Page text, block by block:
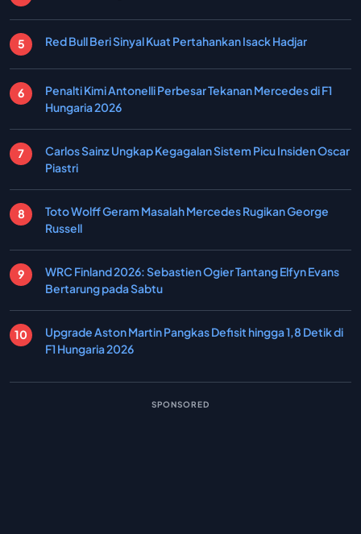
Red Bull Beri Sinyal Kuat Pertahankan Isack Hadjar
Penalti Kimi Antonelli Perbesar Tekanan Mercedes di F1
Hungaria 2026
Carlos Sainz Ungkap Kegagalan Sistem Picu Insiden Oscar
Piastri
Toto Wolff Geram Masalah Mercedes Rugikan George
Russell
WRC Finland 2026: Sebastien Ogier Tantang Elfyn Evans
Bertarung pada Sabtu
Upgrade Aston Martin Pangkas Defisit hingga 1,8 Detik di
F1 Hungaria 2026
SPONSORED